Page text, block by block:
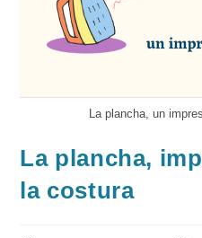
La plancha, un
La plancha,
la costura